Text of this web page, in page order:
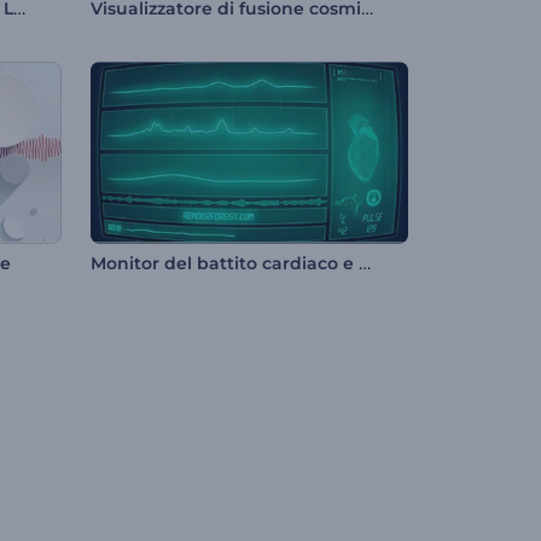
Visualizzatore musicale Dark Lightning Visualizzatore di fusione cosmica
Monitor del battito cardiaco e visualizzatore musicale